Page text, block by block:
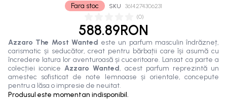
(0)
Fara stoc SKU 3614274306231
588.89RON
Azzaro The Most Wanted este un parfum masculin îndrăzneț,
carismatic și seducător, creat pentru bărbații care își asumă cu
încredere latura lor aventuroasă și cuceritoare. Lansat ca parte a
colecției iconice Azzaro Wanted, acest parfum reprezintă un
amestec sofisticat de note lemnoase și orientale, concepute
pentru a lăsa o impresie de neuitat.
Produsul este momentan indisponibil.